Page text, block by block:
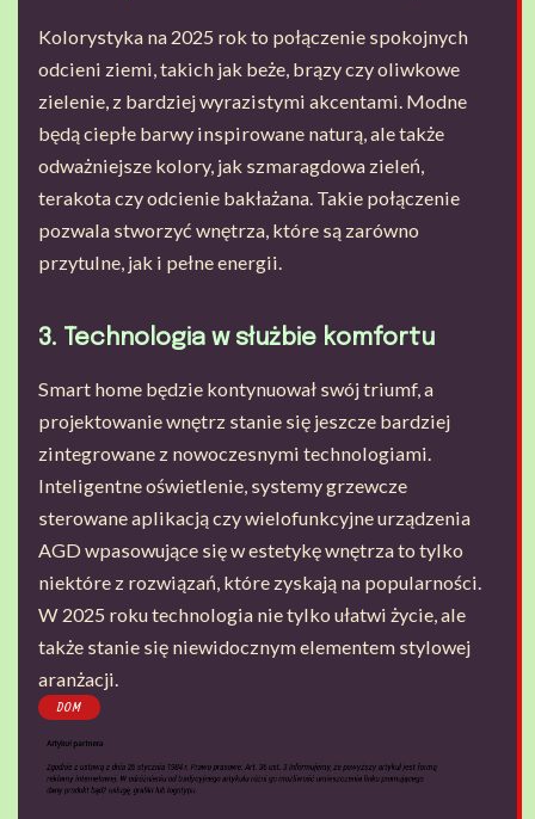
Kolorystyka na 2025 rok to połączenie spokojnych
odcieni ziemi, takich jak beże, brązy czy oliwkowe
zielenie, z bardziej wyrazistymi akcentami. Modne
będą ciepłe barwy inspirowane naturą, ale także
odważniejsze kolory, jak szmaragdowa zieleń,
terakota czy odcienie bakłażana. Takie połączenie
pozwala stworzyć wnętrza, które są zarówno
przytulne, jak i pełne energii.
3. Technologia w służbie komfortu
Smart home będzie kontynuował swój triumf, a
projektowanie wnętrz stanie się jeszcze bardziej
zintegrowane z nowoczesnymi technologiami.
Inteligentne oświetlenie, systemy grzewcze
sterowane aplikacją czy wielofunkcyjne urządzenia
AGD wpasowujące się w estetykę wnętrza to tylko
niektóre z rozwiązań, które zyskają na popularności.
W 2025 roku technologia nie tylko ułatwi życie, ale
także stanie się niewidocznym elementem stylowej
aranżacji.
DOM